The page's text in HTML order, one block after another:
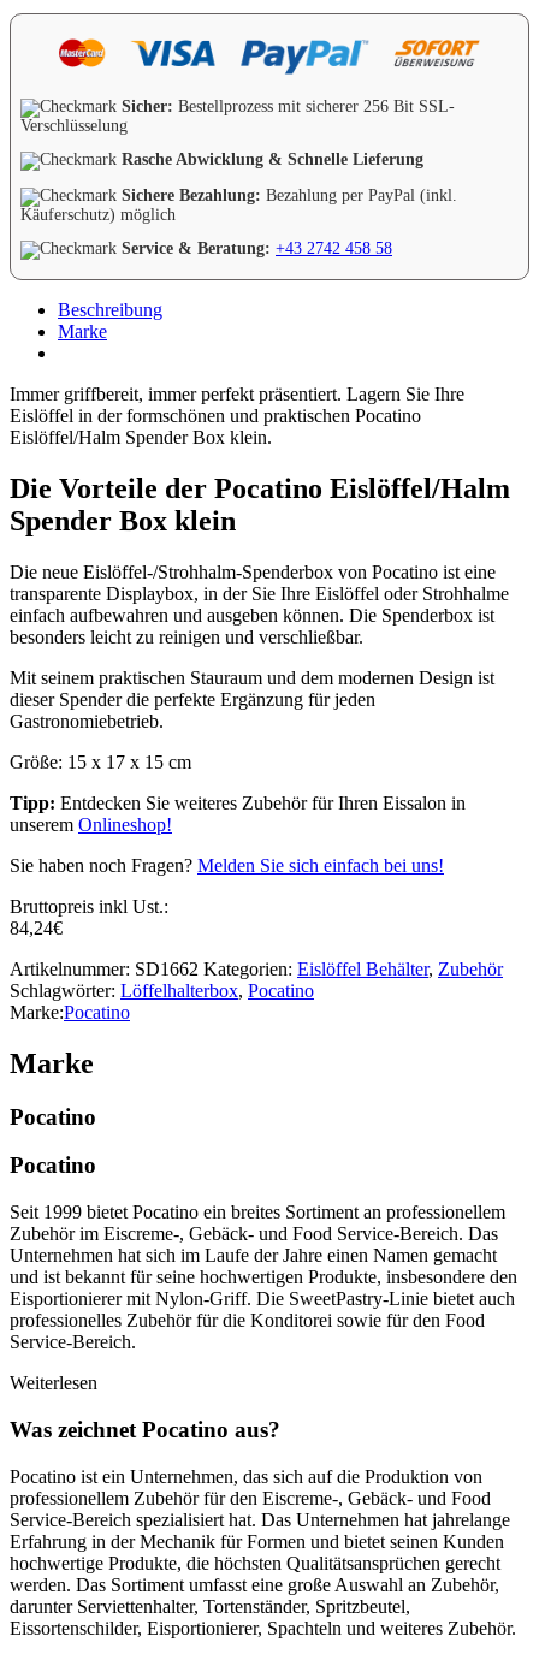
Sicher: Bestellprozess mit sicherer 256 Bit SSL-
Verschlüsselung
Rasche Abwicklung & Schnelle Lieferung
Sichere Bezahlung: Bezahlung per PayPal (inkl.
Käuferschutz) möglich
Service & Beratung: +43 2742 458 58
Beschreibung
Marke
Immer griffbereit, immer perfekt präsentiert. Lagern Sie Ihre
Eislöffel in der formschönen und praktischen Pocatino
Eislöffel/Halm Spender Box klein.
Die Vorteile der Pocatino Eislöffel/Halm
Spender Box klein
Die neue Eislöffel-/Strohhalm-Spenderbox von Pocatino ist eine
transparente Displaybox, in der Sie Ihre Eislöffel oder Strohhalme
einfach aufbewahren und ausgeben können. Die Spenderbox ist
besonders leicht zu reinigen und verschließbar.
Mit seinem praktischen Stauraum und dem modernen Design ist
dieser Spender die perfekte Ergänzung für jeden
Gastronomiebetrieb.
Größe: 15 x 17 x 15 cm
Tipp: Entdecken Sie weiteres Zubehör für Ihren Eissalon in
unserem Onlineshop!
Sie haben noch Fragen? Melden Sie sich einfach bei uns!
Bruttopreis inkl Ust.:
84,24€
Artikelnummer: SD1662 Kategorien: Eislöffel Behälter, Zubehör
Schlagwörter: Löffelhalterbox, Pocatino
Marke:Pocatino
Marke
Pocatino
Pocatino
Seit 1999 bietet Pocatino ein breites Sortiment an professionellem
Zubehör im Eiscreme-, Gebäck- und Food Service-Bereich. Das
Unternehmen hat sich im Laufe der Jahre einen Namen gemacht
und ist bekannt für seine hochwertigen Produkte, insbesondere den
Eisportionierer mit Nylon-Griff. Die SweetPastry-Linie bietet auch
professionelles Zubehör für die Konditorei sowie für den Food
Service-Bereich.
Weiterlesen
Was zeichnet Pocatino aus?
Pocatino ist ein Unternehmen, das sich auf die Produktion von
professionellem Zubehör für den Eiscreme-, Gebäck- und Food
Service-Bereich spezialisiert hat. Das Unternehmen hat jahrelange
Erfahrung in der Mechanik für Formen und bietet seinen Kunden
hochwertige Produkte, die höchsten Qualitätsansprüchen gerecht
werden. Das Sortiment umfasst eine große Auswahl an Zubehör,
darunter Serviettenhalter, Tortenständer, Spritzbeutel,
Eissortenschilder, Eisportionierer, Spachteln und weiteres Zubehör.